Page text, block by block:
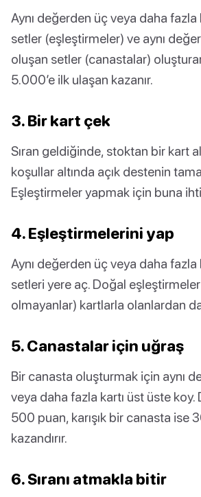
Aynı değerden üç veya daha
setler (eşleştirmeler) ve aynı
oluşan setler (canastalar)
5.000’e ilk ulaşan kazanır.
3. Bir kart çek
Sıran geldiğinde, stoktan bir kart
koşullar altında açık destenin
Eşleştirmeler yapmak için buna
4. Eşleştirmelerini yap
Aynı değerden üç veya daha
setleri yere aç. Doğal
olmayanlar) kartlarla olanlardan
5. Canastalar için uğraş
Bir canasta oluşturmak için aynı
veya daha fazla kartı üst üste
500 puan, karışık bir canasta ise
kazandırır.
6. Sıranı atmakla bitir